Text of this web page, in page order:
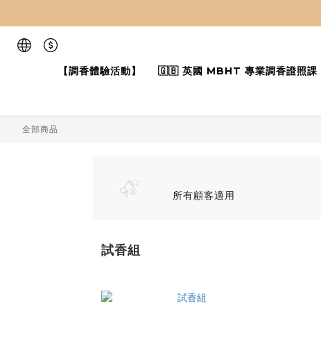
【調香體驗活動】 🇬🇧 英國 MBHT 專業調香證照課
全部商品
所有顧客適用
試香組